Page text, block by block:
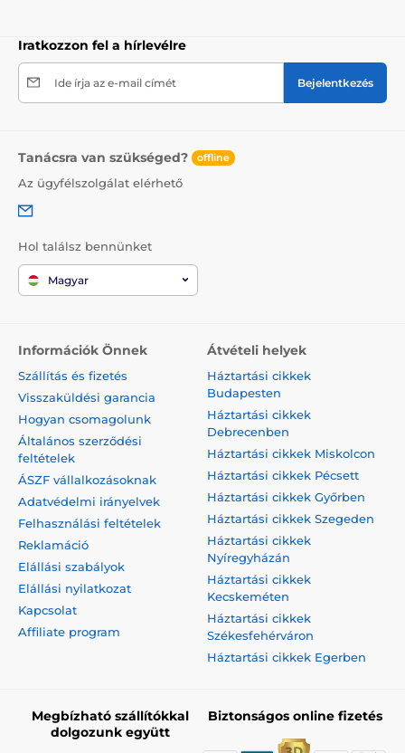
Iratkozzon fel a hírlevélre
Ide írja az e-mail címét Bejelentkezés
Tanácsra van szükséged? offline
Az ügyfélszolgálat elérhető
Hol találsz bennünket
Magyar
Információk Önnek
Szállítás és fizetés
Visszaküldési garancia
Hogyan csomagolunk
Általános szerződési
feltételek
ÁSZF vállalkozásoknak
Adatvédelmi irányelvek
Felhasználási feltételek
Reklamáció
Elállási szabályok
Elállási nyilatkozat
Kapcsolat
Affiliate program
Átvételi helyek
Háztartási cikkek
Budapesten
Háztartási cikkek
Debrecenben
Háztartási cikkek Miskolcon
Háztartási cikkek Pécsett
Háztartási cikkek Győrben
Háztartási cikkek Szegeden
Háztartási cikkek
Nyíregyházán
Háztartási cikkek
Kecskeméten
Háztartási cikkek
Székesfehérváron
Háztartási cikkek Egerben
Megbízható szállítókkal
dolgozunk együtt
Biztonságos online fizetés